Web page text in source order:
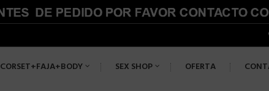
CORSET+FAJA+BODY SEX SHOP OFERTA